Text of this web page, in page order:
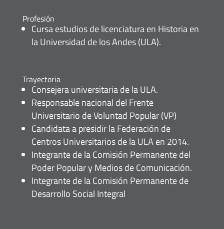
Profesión
Cursa estudios de licenciatura en Historia en
la Universidad de los Andes (ULA).
Trayectoria
Consejera universitaria de la ULA.
Responsable nacional del Frente
Universitario de Voluntad Popular (VP)
Candidata a presidir la Federación de
Centros Universitarios de la ULA en 2014.
Integrante de la Comisión Permanente del
Poder Popular y Medios de Comunicación.
Integrante de la Comisión Permanente de
Desarrollo Social Integral